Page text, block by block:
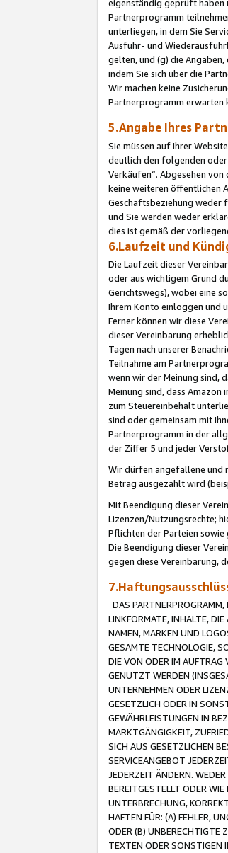
eigenständig geprüft haben
Partnerprogramm
unterliegen, in dem Sie
Ausfuhr- und
gelten, und (g) die
indem Sie sich über die
Wir machen keine
Partnerprogramm erwarten
5.Angabe Ihres
Sie müssen auf Ihrer
deutlich den folgenden oder
Verkäufen“. Abgesehen
keine weiteren öffentlichen
Geschäftsbeziehung weder
und Sie werden weder
dies ist gemäß der
6.Laufzeit und
Die Laufzeit dieser
oder aus wichtigem Grund
Gerichtswegs), wobei eine
Ihrem Konto einloggen und
Ferner können wir diese
dieser Vereinbarung
Tagen nach unserer
Teilnahme am
wenn wir der Meinung sind,
Meinung sind, dass
zum Steuereinbehalt
sind oder gemeinsam mit
Partnerprogramm in der
der Ziffer 5 und jeder
Wir dürfen angefallene und
Betrag ausgezahlt wird
Mit Beendigung dieser
Lizenzen/Nutzungsrechte;
Pflichten der Parteien
Die Beendigung dieser
gegen diese Vereinbarung,
DAS
LINKFORMATE, INHALTE,
NAMEN, MARKEN UND
GESAMTE TECHNOLOGIE,
DIE VON ODER IM AUFTRAG
GENUTZT WERDEN
UNTERNEHMEN ODER
GESETZLICH ODER IN
GEWÄHRLEISTUNGEN IN
MARKTGÄNGIGKEIT,
SICH AUS GESETZLICHEN
SERVICEANGEBOT
JEDERZEIT ÄNDERN.
BEREITGESTELLT ODER
UNTERBRECHUNG,
HAFTEN FÜR: (A) FEHLER,
ODER (B) UNBERECHTIGTE
TEXTEN ODER SONSTIGEN